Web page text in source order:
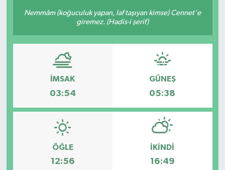
Nemmâm (koğuculuk yapan, laf taşıyan kimse) Cennet'e
giremez. (Hadis-i şerif)
İMSAK
03:54
GÜNEŞ
05:38
ÖĞLE
12:56
İKINDI
16:49